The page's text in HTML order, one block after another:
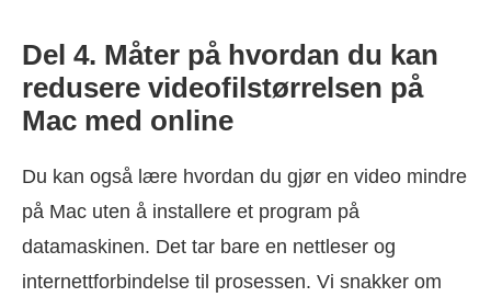
Del 4. Måter på hvordan du kan
redusere videofilstørrelsen på
Mac med online
Du kan også lære hvordan du gjør en video mindre
på Mac uten å installere et program på
datamaskinen. Det tar bare en nettleser og
internettforbindelse til prosessen. Vi snakker om